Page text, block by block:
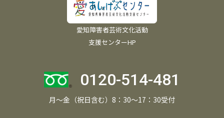
愛知障害者芸術文化活動
支援センターHP
0120-514-481
月～金（祝日含む）8：30～17：30受付